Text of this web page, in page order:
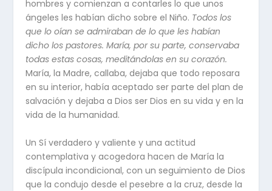
hombres y comienzan a contarles lo que unos
ángeles les habían dicho sobre el Niño. Todos los
que lo oían se admiraban de lo que les habían
dicho los pastores. María, por su parte, conservaba
todas estas cosas, meditándolas en su corazón.
María, la Madre, callaba, dejaba que todo reposara
en su interior, había aceptado ser parte del plan de
salvación y dejaba a Dios ser Dios en su vida y en la
vida de la humanidad.
Un Sí verdadero y valiente y una actitud
contemplativa y acogedora hacen de María la
discípula incondicional, con un seguimiento de Dios
que la condujo desde el pesebre a la cruz, desde la